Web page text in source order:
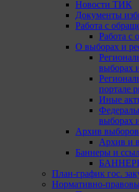
Новости ТИК
Документы
Работа с
Работа с
О выборах и
выборах
портале
Иные
выборах
Архив
Архив и
Баннеры и
План-график гос.
Нормативно-